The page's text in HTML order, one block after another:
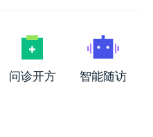
问诊开方 智能随访